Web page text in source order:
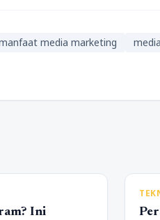
media marketing
Ini